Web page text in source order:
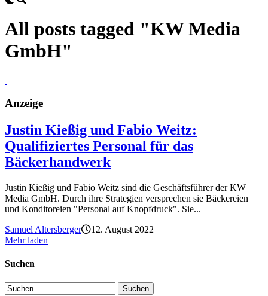
All posts tagged "KW Media
GmbH"
Anzeige
Justin Kießig und Fabio Weitz:
Qualifiziertes Personal für das
Bäckerhandwerk
Justin Kießig und Fabio Weitz sind die Geschäftsführer der KW
Media GmbH. Durch ihre Strategien versprechen sie Bäckereien
und Konditoreien "Personal auf Knopfdruck". Sie...
Samuel Altersberger
12. August 2022
Mehr laden
Suchen